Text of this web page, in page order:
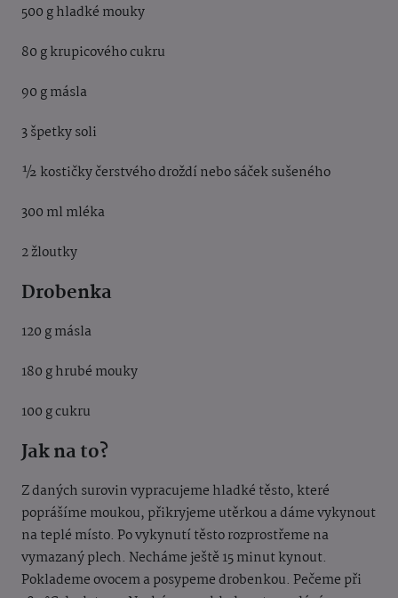
500 g hladké mouky
80 g krupicového cukru
90 g másla
3 špetky soli
½ kostičky čerstvého droždí nebo sáček sušeného
300 ml mléka
2 žloutky
Drobenka
120 g másla
180 g hrubé mouky
100 g cukru
Jak na to?
Z daných surovin vypracujeme hladké těsto, které
poprášíme moukou, přikryjeme utěrkou a dáme vykynout
na teplé místo. Po vykynutí těsto rozprostřeme na
vymazaný plech. Necháme ještě 15 minut kynout.
Poklademe ovocem a posypeme drobenkou. Pečeme při